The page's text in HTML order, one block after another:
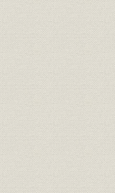
成」に見る揺籃期
ドッキング
変遷